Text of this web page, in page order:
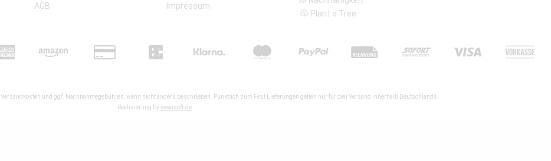
AGB
Impressum
Plant a Tree
Versandkosten und ggf. Nachnahmegebühren, wenn nicht anders beschrieben. Pünktlich zum Fest Lieferungen gelten nur für den Versand innerhalb Deutschlands.
Realisierung by sewisoft.de